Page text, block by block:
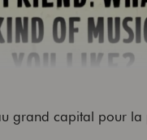
grand capital pour